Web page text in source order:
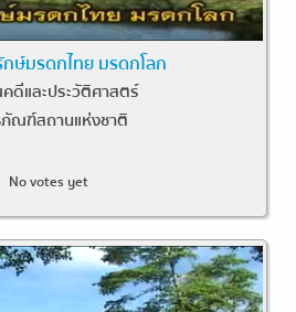
ษ์มรดกไทย มรดกโลก
ดีและประวัติศาสตร์
ณฑ์สถานแห่งชาติ
No votes yet